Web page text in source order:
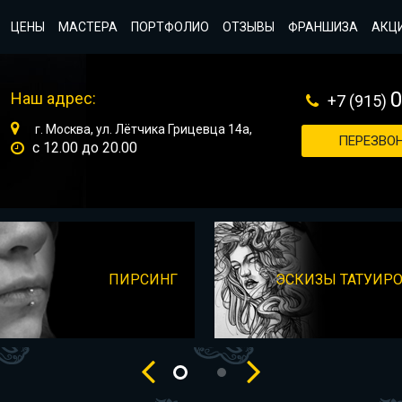
ЦЕНЫ МАСТЕРА ПОРТФОЛИО ОТЗЫВЫ ФРАНШИЗА
Наш адрес:
г. Москва, ул. Лётчика Грицевца 14а,
с 12.00 до 20.00
+7 (915)
ПИРСИНГ ЭСКИЗЫ